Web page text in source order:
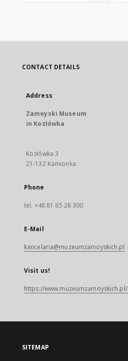
CONTACT DETAILS
Address
Zamoyski Museum
in Kozłówka
Kozłówka 3
21-132 Kamionka
Phone
tel. +48 81 85 28 300
E-Mail
kancelaria@muzeumzamoyskich.pl
Visit us!
https://www.muzeumzamoyskich.pl/
SITEMAP